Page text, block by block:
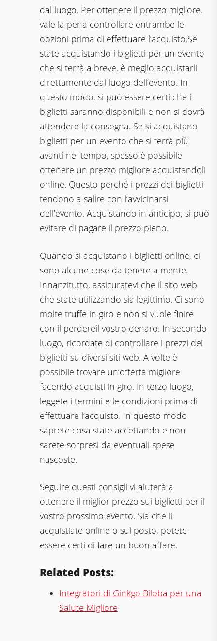
dal luogo. Per ottenere il prezzo migliore,
vale la pena controllare entrambe le
opzioni prima di effettuare l’acquisto.Se
state acquistando i biglietti per un evento
che si terrà a breve, è meglio acquistarli
direttamente dal luogo dell’evento. In
questo modo, si può essere certi che i
biglietti saranno disponibili e non si dovrà
attendere la consegna. Se si acquistano
biglietti per un evento che si terrà più
avanti nel tempo, spesso è possibile
ottenere un prezzo migliore acquistandoli
online. Questo perché i prezzi dei biglietti
tendono a salire con l’avvicinarsi
dell’evento. Acquistando in anticipo, si può
evitare di pagare il prezzo pieno.
Quando si acquistano i biglietti online, ci
sono alcune cose da tenere a mente.
Innanzitutto, assicuratevi che il sito web
che state utilizzando sia legittimo. Ci sono
molte truffe in giro e non si vuole finire
con il perdereil vostro denaro. In secondo
luogo, ricordate di controllare i prezzi dei
biglietti su diversi siti web. A volte è
possibile trovare un’offerta migliore
facendo acquisti in giro. In terzo luogo,
leggete i termini e le condizioni prima di
effettuare l’acquisto. In questo modo
saprete cosa state accettando e non
sarete sorpresi da eventuali spese
nascoste.
Seguire questi consigli vi aiuterà a
ottenere il miglior prezzo sui biglietti per il
vostro prossimo evento. Sia che li
acquistiate online o sul posto, potete
essere certi di fare un buon affare.
Related Posts:
Integratori di Ginkgo Biloba per una
Salute Migliore